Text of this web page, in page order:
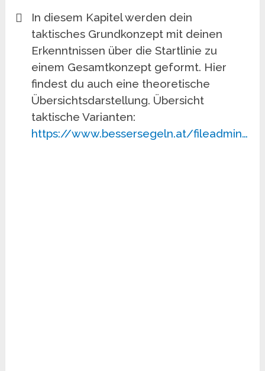
In diesem Kapitel werden dein
taktisches Grundkonzept mit deinen
Erkenntnissen über die Startlinie zu
einem Gesamtkonzept geformt. Hier
findest du auch eine theoretische
Übersichtsdarstellung. Übersicht
taktische Varianten:
https://www.bessersegeln.at/fileadmin…